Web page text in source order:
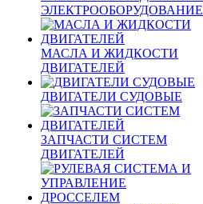
ЭЛЕКТРООБОРУДОВАНИЕ
МАСЛА И ЖИДКОСТИ
ДВИГАТЕЛЕЙ
ДВИГАТЕЛИ СУДОВЫЕ
ЗАПЧАСТИ СИСТЕМ
ДВИГАТЕЛЕЙ